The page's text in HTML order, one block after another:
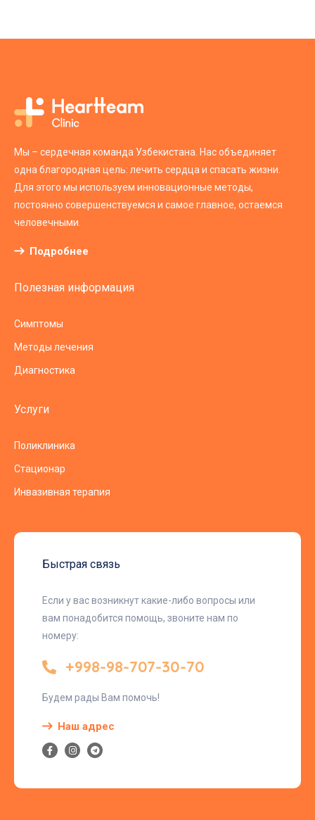
Мы – сердечная команда Узбекистана. Нас объединяет
одна благородная цель: лечить сердца и спасать жизни.
Для этого мы используем инновационные методы,
постоянно совершенствуемся и самое главное, остаемся
человечными.
Подробнее
Полезная информация
Симптомы
Методы лечения
Диагностика
Услуги
Поликлиника
Стационар
Инвазивная терапия
Быстрая связь
Если у вас возникнут какие-либо вопросы или
вам понадобится помощь, звоните нам по
номеру:
+998-98-707-30-70
Будем рады Вам помочь!
Наш адрес